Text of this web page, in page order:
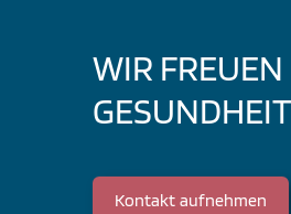
WIR
Kontakt aufnehmen